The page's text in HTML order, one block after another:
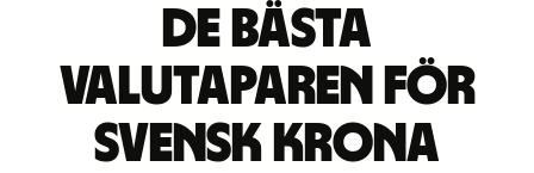
De bästa
valutaparen för
svensk krona